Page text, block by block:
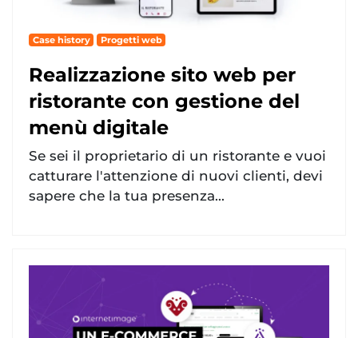
Case history Progetti web
Realizzazione sito web per
ristorante con gestione del
menù digitale
Se sei il proprietario di un ristorante e vuoi
catturare l'attenzione di nuovi clienti, devi
sapere che la tua presenza...